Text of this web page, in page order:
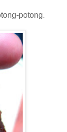
potong.